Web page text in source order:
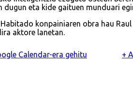
dugun eta kide gaituen munduari
konpainiaren obra hau
aktore lanetan.
Calendar-era gehitu +